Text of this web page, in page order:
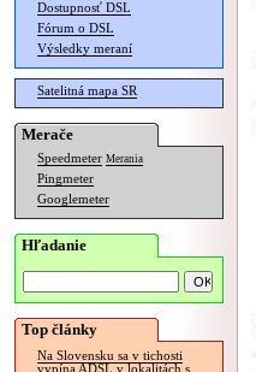
Dostupnosť DSL
Fórum o DSL
Výsledky meraní
Satelitná mapa SR
Merače
Speedmeter Merania
Pingmeter
Googlemeter
Hľadanie
Top články
Na Slovensku sa v tichosti
vypína ADSL v lokalitách s